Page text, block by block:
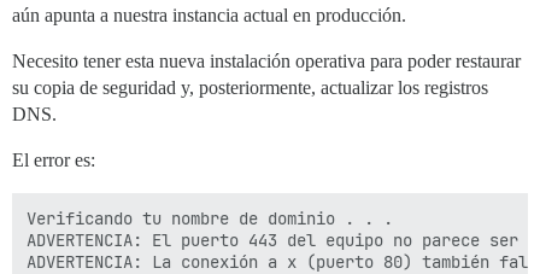
aún apunta a nuestra instancia actual en producción.
Necesito tener esta nueva instalación operativa para poder restaurar
su copia de seguridad y, posteriormente, actualizar los registros
DNS.
El error es:
Verificando tu nombre de dominio . . .
ADVERTENCIA: El puerto 443 del equipo no parece
ADVERTENCIA: La conexión a x (puerto 80) también